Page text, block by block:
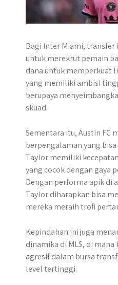
Bagi Inter Miami,
untuk merekrut pemain
dana untuk memperkuat
yang memiliki ambisi
berupaya
skuad.
Sementara itu, Austin FC
berpengalaman yang
Taylor memiliki
yang cocok dengan gaya
Dengan performa apik di
Taylor diharapkan bisa
mereka meraih trofi
Kepindahan ini juga
dinamika di MLS, di
agresif dalam bursa
level tertinggi.